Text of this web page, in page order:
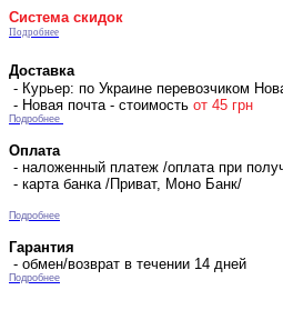
Система скидок
Подробнее
Доставка
- Курьер: по Украине перевозчиком
- Новая почта - стоимость от 45 грн
Подробнее
Оплата
- наложенный платеж /оплата при
- карта банка /Приват, Моно Банк/
Подробнее
Гарантия
- обмен/возврат в течении 14 дней
Подробнее